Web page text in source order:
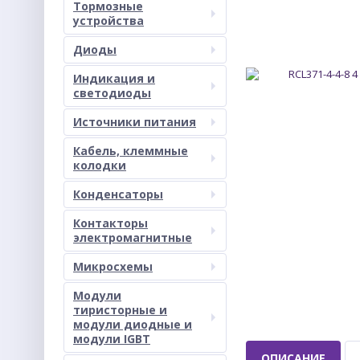
Тормозные
устройства
Диоды
Индикация и
светодиоды
Источники питания
Кабель, клеммные
колодки
Конденсаторы
Контакторы
электромагнитные
Микросхемы
Модули
тиристорные и
модули диодные и
модули IGBT